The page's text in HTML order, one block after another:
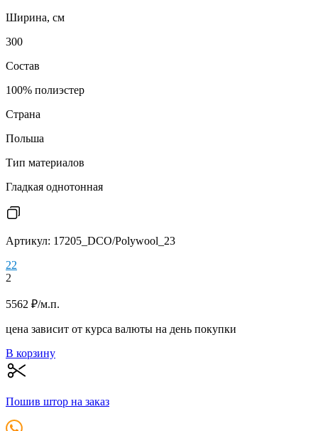
Ширина, см
300
Состав
100% полиэстер
Страна
Польша
Тип материалов
Гладкая однотонная
Артикул: 17205_DCO/Polywool_23
22
2
5562 ₽/м.п.
цена зависит от курса валюты на день покупки
В корзину
Пошив штор на заказ